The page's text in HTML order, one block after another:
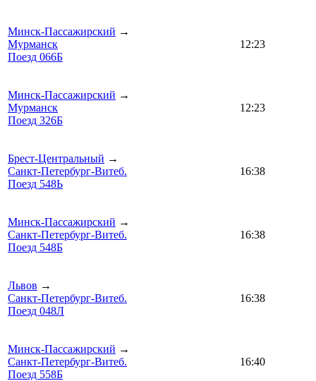
Минск-Пассажирский →
Мурманск
Поезд 066Б
12:23
Минск-Пассажирский →
Мурманск
Поезд 326Б
12:23
Брест-Центральный →
Санкт-Петербург-Витеб.
Поезд 548Ь
16:38
Минск-Пассажирский →
Санкт-Петербург-Витеб.
Поезд 548Б
16:38
Львов →
Санкт-Петербург-Витеб.
Поезд 048Л
16:38
Минск-Пассажирский →
Санкт-Петербург-Витеб.
Поезд 558Б
16:40